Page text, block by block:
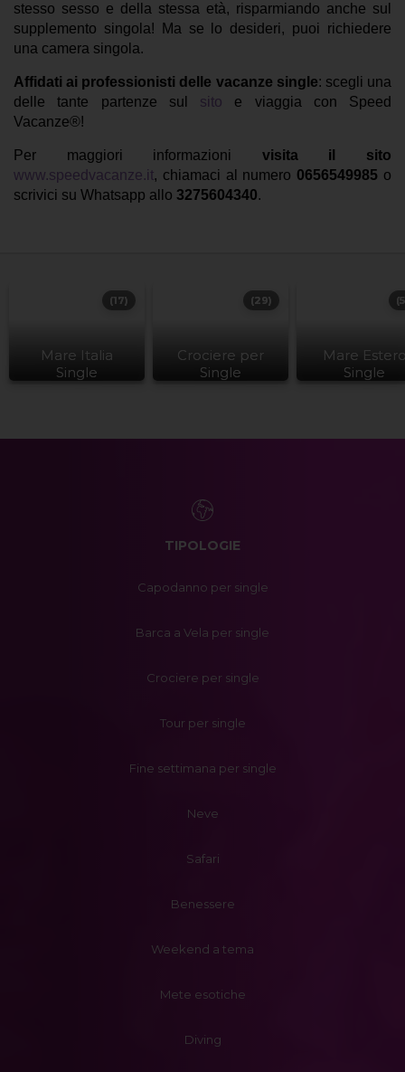
stesso sesso e della stessa età, risparmiando anche sul
supplemento singola! Ma se lo desideri, puoi richiedere
una camera singola.
Affidati ai professionisti delle vacanze single: scegli una
delle tante partenze sul sito e viaggia con Speed
Vacanze®!
Per maggiori informazioni visita il sito
www.speedvacanze.it, chiamaci al numero 0656549985 o
scrivici su Whatsapp allo 3275604340.
Mare Italia
Single
(17)
Crociere per
Single
(29)
Mare
Single
TIPOLOGIE
Capodanno per single
Barca a Vela per single
Crociere per single
Tour per single
Fine settimana per single
Neve
Safari
Benessere
Weekend a tema
Mete esotiche
Diving